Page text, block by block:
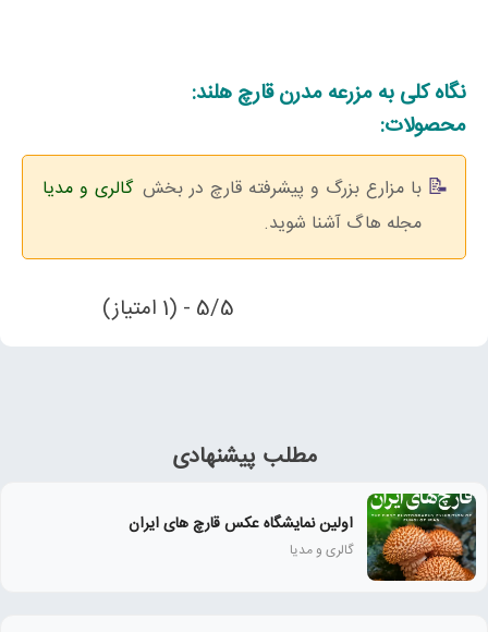
نگاه کلی به مزرعه مدرن قارچ هلند:
محصولات:
با مزارع بزرگ و پیشرفته قارچ در بخش گالری و مدیا
مجله هاگ آشنا شوید.
5/5 - (1 امتیاز)
مطلب پیشنهادی
اولین نمایشگاه عکس قارچ های ایران
گالری و مدیا